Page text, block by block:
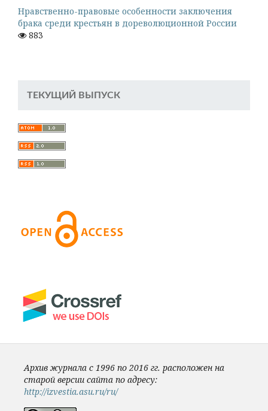
Нравственно-правовые особенности заключения
брака среди крестьян в дореволюционной России
883
ТЕКУЩИЙ ВЫПУСК
Архив журнала с 1996 по 2016 гг. расположен на
старой версии сайта по адресу:
http://izvestia.asu.ru/ru/